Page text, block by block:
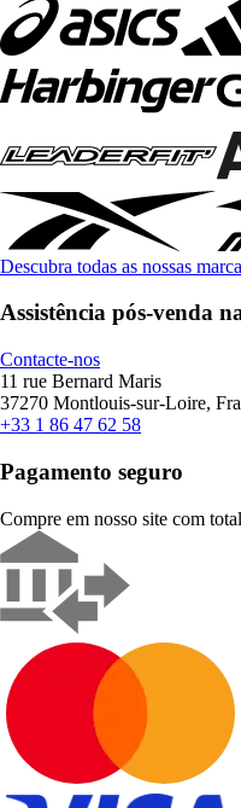
Descubra todas as nossas
Assistência pós-venda
Contacte-nos
11 rue Bernard Maris
37270 Montlouis-sur-Loire,
+33 1 86 47 62 58
Pagamento seguro
Compre em nosso site com